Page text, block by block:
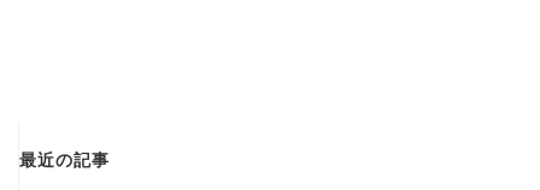
最近の記事